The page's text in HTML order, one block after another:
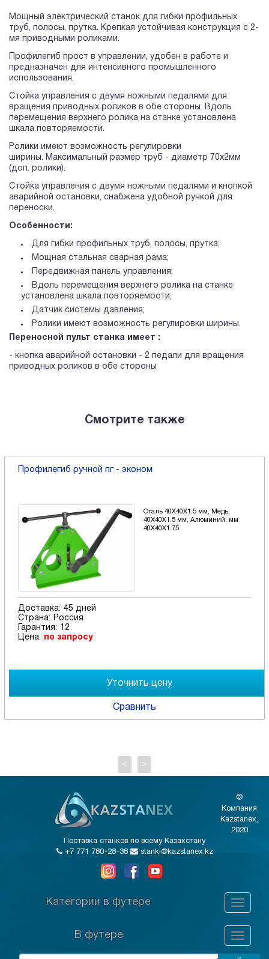
Мощный электрический станок для гибки профильных
труб, полосы, прутка. Крепкая устойчивая конструкция с 2-
мя приводными роликами.
Профилегиб прост в управлении, удобен в работе и
предназначен для интенсивного промышленного
использования.
Стойка управления с двумя ножными педалями для
вращения приводных роликов в обе стороны. Вдоль
перемещения верхнего ролика на станке установлена
шкала повторяемости.
Ролики имеют возможность регулировки
ширины. Максимальный размер труб - диаметр 70х2мм
(доп. ролики).
Стойка управления с двумя ножными педалями и кнопкой
аварийной остановки, снабжена удобной ручкой для
переноски.
Особенности:
Для гибки профильных труб, полосы, прутка;
Мощная стальная сварная рама;
Передвижная панель управления;
Вдоль перемещения верхнего ролика на станке
установлена шкала повторяемости;
Датчик системы давления;
Ролики имеют возможность регулировки ширины.
Переносной пульт станка имеет :
- кнопка аварийной остановки - 2 педали для вращения
приводных роликов в обе стороны
Смотрите также
Профилегиб ручной пг - эконом
Сталь 40X40X1.5 мм, Медь,
40X40X1.5 мм, Алюминий, мм
40X40X1.75
Доставка: 45 дней
Страна:
Россия
Гарантия:
12
Цена:
по запросу
Сравнить
< >
©
Компания
Kazstanex,
2020
Поставка станков по всему Казахстану
+7 771 780-28-38
stanki@kazstanex.kz
Категории в футере
В футере